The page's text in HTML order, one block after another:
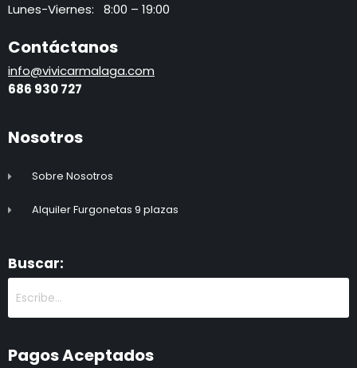
Lunes-Viernes: 8:00 – 19:00
Contáctanos
info@vivicarmalaga.com
686 930 727
Nosotros
Sobre Nosotros
Alquiler Furgonetas 9 plazas
Buscar:
Pagos Aceptados